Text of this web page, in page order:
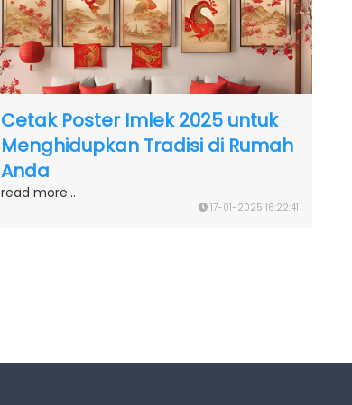
Cetak Poster Imlek 2025 untuk
Menghidupkan Tradisi di Rumah
Anda
read more...
17-01-2025 16:22:41